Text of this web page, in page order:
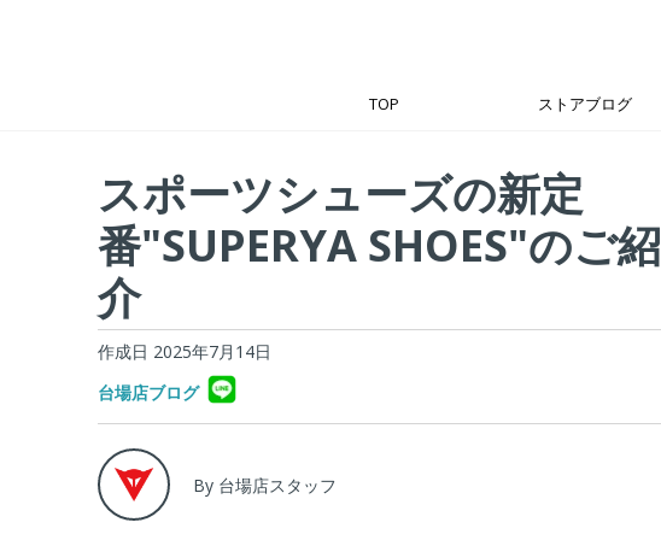
TOP ストアブログ
スポーツシューズの新定
番"SUPERYA SHOES"のご紹
介
作成日 2025年7月14日
台場店ブログ
By 台場店スタッフ